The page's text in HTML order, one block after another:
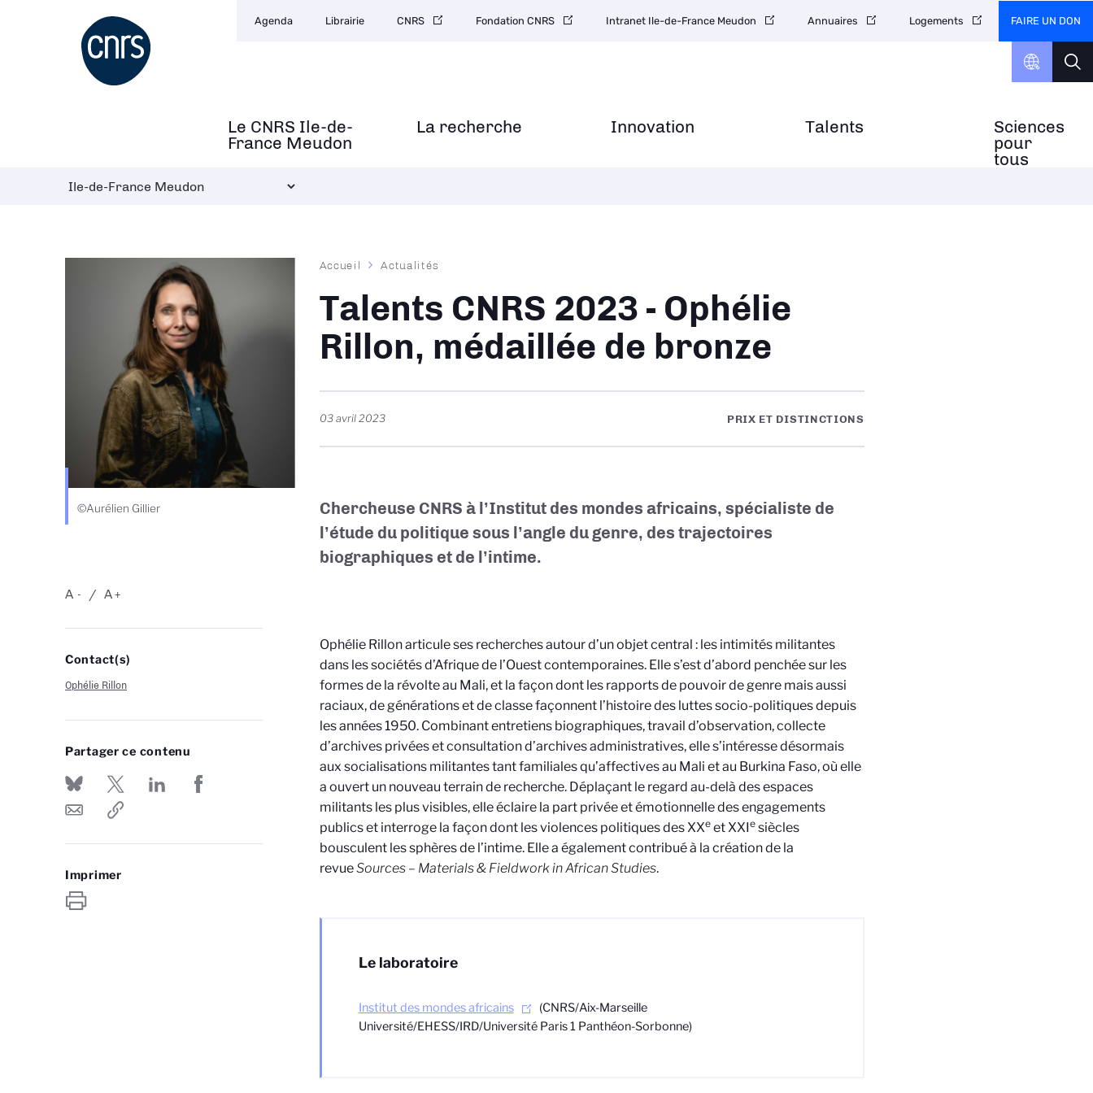
Navigation
Le CNRS Ile-de-
France Meudon
La recherche Innovation Talents
Sciences
pour
tous
secondaire
Agenda Librairie CNRS Fondation CNRS Intranet Ile-de-France Meudon Annuaires Logements FAIRE UN DON
©Aurélien Gillier
-
A +
A
Contact(s)
Ophélie Rillon
Partager ce contenu
Imprimer
Fil
Accueil Actualités
Talents CNRS 2023 - Ophélie
Rillon, médaillée de bronze
03 avril 2023 PRIX ET DISTINCTIONS
Chercheuse CNRS à l’Institut des mondes africains, spécialiste de
l’étude du politique sous l’angle du genre, des trajectoires
biographiques et de l’intime.
Ophélie Rillon articule ses recherches autour d’un objet central : les intimités militantes
dans les sociétés d’Afrique de l’Ouest contemporaines. Elle s’est d’abord penchée sur les
formes de la révolte au Mali, et la façon dont les rapports de pouvoir de genre mais aussi
raciaux, de générations et de classe façonnent l’histoire des luttes socio-politiques depuis
les années 1950. Combinant entretiens biographiques, travail d’observation, collecte
d’archives privées et consultation d’archives administratives, elle s’intéresse désormais
aux socialisations militantes tant familiales qu’affectives au Mali et au Burkina Faso, où elle
a ouvert un nouveau terrain de recherche. Déplaçant le regard au-delà des espaces
militants les plus visibles, elle éclaire la part privée et émotionnelle des engagements
publics et interroge la façon dont les violences politiques des XXeet XXIesiècles
bousculent les sphères de l’intime. Elle a également contribué à la création de la
revueSources – Materials & Fieldwork in African Studies.
Le laboratoire
Institut des mondes africains (CNRS/Aix-Marseille
Université/EHESS/IRD/Université Paris 1 Panthéon-Sorbonne)